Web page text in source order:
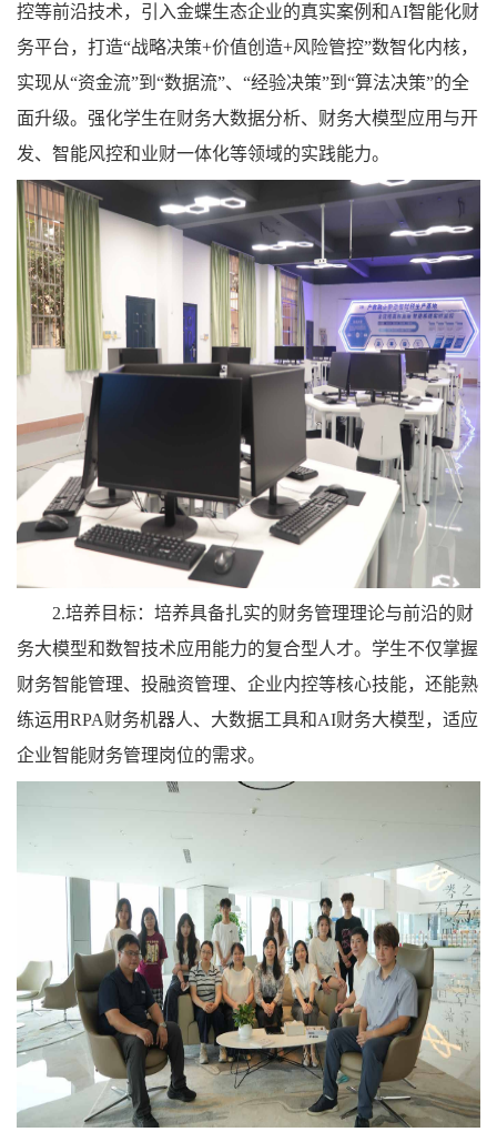
控等前沿技术，引入金蝶生态企业的真实案例和AI智能化财
务平台，打造“战略决策+价值创造+风险管控”数智化内核，
实现从“资金流”到“数据流”、“经验决策”到“算法决策”的全
面升级。强化学生在财务大数据分析、财务大模型应用与开
发、智能风控和业财一体化等领域的实践能力。
2.培养目标：培养具备扎实的财务管理理论与前沿的财
务大模型和数智技术应用能力的复合型人才。学生不仅掌握
财务智能管理、投融资管理、企业内控等核心技能，还能熟
练运用RPA财务机器人、大数据工具和AI财务大模型，适应
企业智能财务管理岗位的需求。